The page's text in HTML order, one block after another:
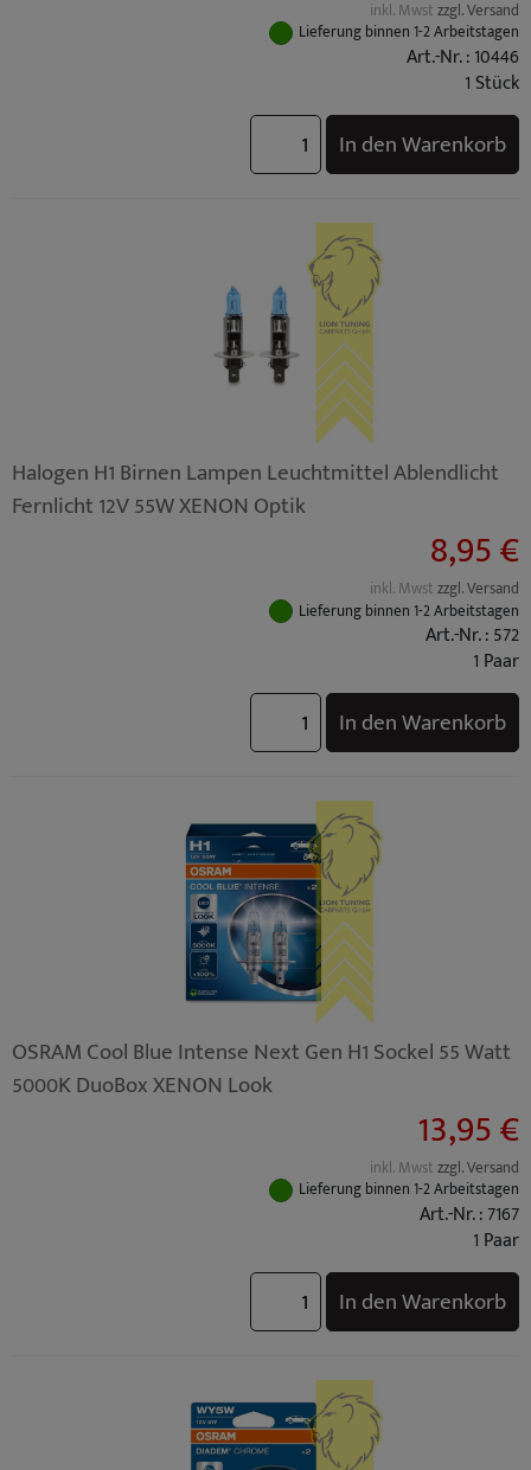
inkl. Mwstzzgl. Versand
Lieferung binnen 1-2 Arbeitstagen
Art.-Nr. : 10446
1 Stück
In den Warenkorb
Halogen H1 Birnen Lampen Leuchtmittel Ablendlicht
Fernlicht 12V 55W XENON Optik
8,95 €
inkl. Mwstzzgl. Versand
Lieferung binnen 1-2 Arbeitstagen
Art.-Nr. : 572
1 Paar
In den Warenkorb
OSRAM Cool Blue Intense Next Gen H1 Sockel 55 Watt
5000K DuoBox XENON Look
13,95 €
inkl. Mwstzzgl. Versand
Lieferung binnen 1-2 Arbeitstagen
Art.-Nr. : 7167
1 Paar
In den Warenkorb